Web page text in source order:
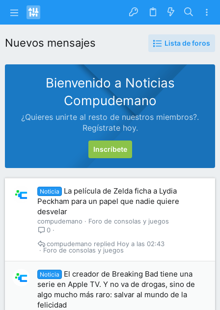
Nuevos mensajes Lista de foros
Bienvenido a Noticias
Compudemano
¿Quieres unirte al resto de nuestros miembros?.
Regístrate hoy.
Inscríbete
Noticia
La película de Zelda ficha a Lydia
Peckham para un papel que nadie quiere
desvelar
compudemano
Foro de consolas y juegos
0
Foro de consolas y juegos
Hoy a las 02:43
compudemano
Noticia
El creador de Breaking Bad tiene una
serie en Apple TV. Y no va de drogas, sino de
algo mucho más raro: salvar al mundo de la
felicidad